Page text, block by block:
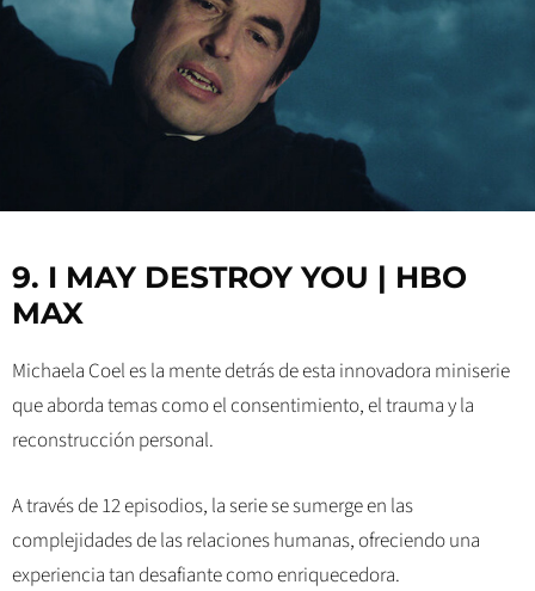
9. I MAY DESTROY YOU | HBO
MAX
Michaela Coel es la mente detrás de esta innovadora miniserie
que aborda temas como el consentimiento, el trauma y la
reconstrucción personal.
A través de 12 episodios, la serie se sumerge en las
complejidades de las relaciones humanas, ofreciendo una
experiencia tan desafiante como enriquecedora.